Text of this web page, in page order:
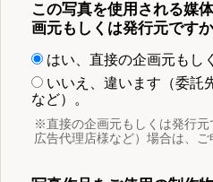
この写真を使用される媒
画元もしくは発行元です
はい、直接の企画元もし
いいえ、違います（委託
など）。
※直接の企画元もしくは発行元
広告代理店様など）場合は、ご